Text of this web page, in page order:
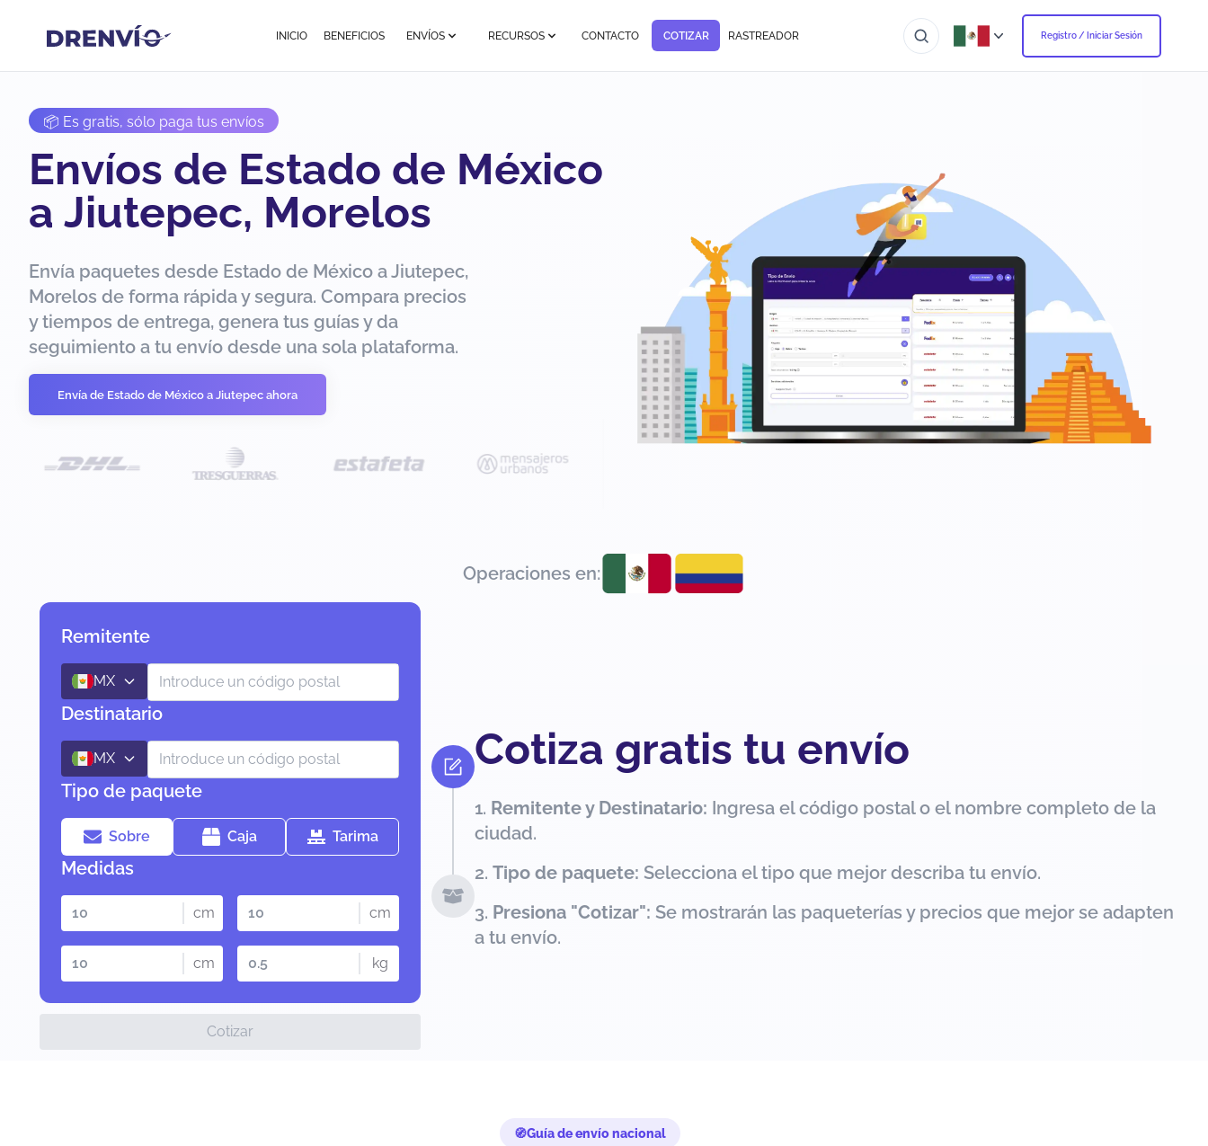
INICIO BENEFICIOS ENVÍOS RECURSOS CONTACTO COTIZAR RASTREADOR Registro / Iniciar Sesión
📦 Es gratis, sólo paga tus envíos
Envíos de Estado de México
a Jiutepec, Morelos
Envía paquetes desde Estado de México a Jiutepec,
Morelos de forma rápida y segura. Compara precios
y tiempos de entrega, genera tus guías y da
seguimiento a tu envío desde una sola plataforma.
Envía de Estado de México a Jiutepec ahora
Operaciones en:
Remitente
MX
Destinatario
MX
Tipo de paquete
Sobre Caja Tarima
Medidas
cm cm
cm kg
Cotizar
Cotiza gratis tu envío
Remitente y Destinatario: Ingresa el código postal o el nombre completo de la
ciudad.
Tipo de paquete: Selecciona el tipo que mejor describa tu envío.
Presiona "Cotizar": Se mostrarán las paqueterías y precios que mejor se adapten
a tu envío.
Guía de envío nacional